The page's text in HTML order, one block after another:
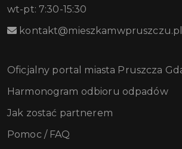
wt-pt: 7:30-15:30
kontakt@mieszkamwpruszczu.pl
Oficjalny portal miasta Pruszcza
Harmonogram odbioru odpadów
Jak zostać partnerem
Pomoc / FAQ